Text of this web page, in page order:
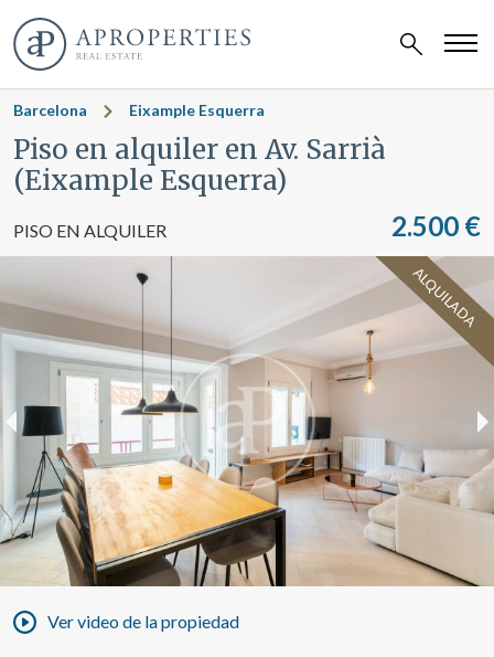
Barcelona Eixample Esquerra
Piso en alquiler en Av. Sarrià
(Eixample Esquerra)
PISO EN ALQUILER 2.500 €
ALQUILADA
Ver video de la propiedad